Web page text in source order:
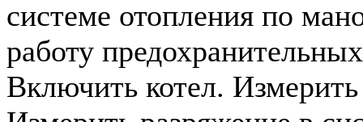
системе отопления по
работу
Включить котел.